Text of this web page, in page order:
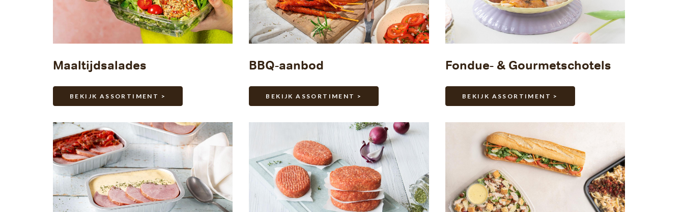
Maaltijdsalades
BEKIJK ASSORTIMENT >
BBQ-aanbod
BEKIJK ASSORTIMENT >
Fondue- & Gourmetschotels
BEKIJK ASSORTIMENT >